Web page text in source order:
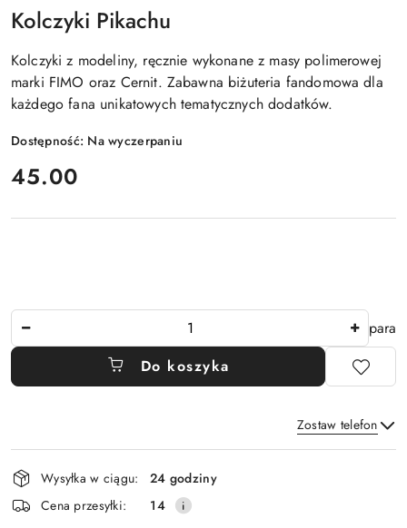
Kolczyki Pikachu
Kolczyki z modeliny, ręcznie wykonane z masy polimerowej
marki FIMO oraz Cernit. Zabawna biżuteria fandomowa dla
każdego fana unikatowych tematycznych dodatków.
Dostępność: Na wyczerpaniu
cena:
45.00
para
Do koszyka
Zostaw telefon
Wyślij
Dostępność
i
dostawa
Wysyłka w ciągu:
24 godziny
Cena przesyłki:
14